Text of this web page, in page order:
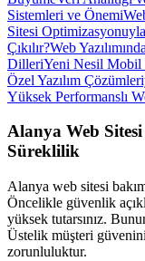
Sistemleri ve Önemi
Sitesi
Çıkılır?Web
DilleriYeni Nesil Mobil
Özel Yazılım
Yüksek Performanslı
Alanya Web
Süreklilik
Alanya web sitesi
Öncelikle güvenlik
yüksek tutarsınız.
Üstelik müşteri
zorunluluktur.